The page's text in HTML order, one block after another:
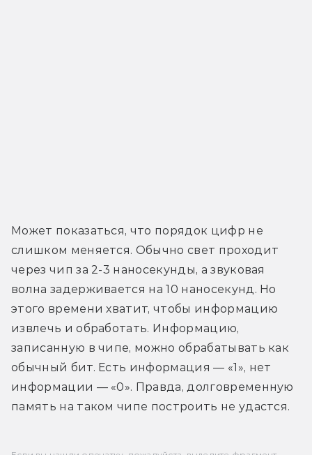
Может показаться, что порядок цифр не
слишком меняется. Обычно свет проходит
через чип за 2-3 наносекунды, а звуковая
волна задерживается на 10 наносекунд. Но
этого времени хватит, чтобы информацию
извлечь и обработать. Информацию,
записанную в чипе, можно обрабатывать как
обычный бит. Есть информация — «1», нет
информации — «0». Правда, долговременную
память на таком чипе построить не удастся.